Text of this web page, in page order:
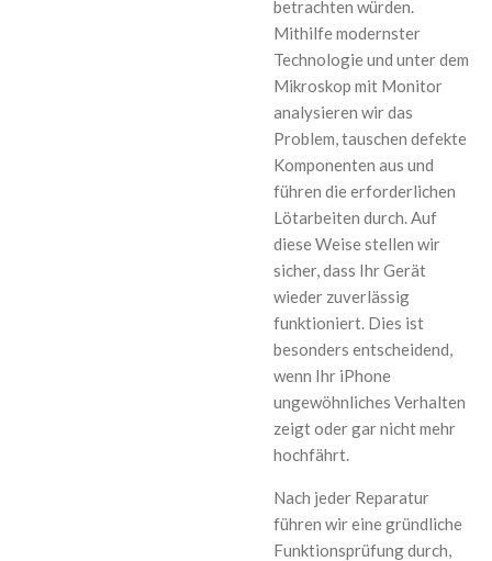
betrachten würden.
Mithilfe modernster
Technologie und unter dem
Mikroskop mit Monitor
analysieren wir das
Problem, tauschen defekte
Komponenten aus und
führen die erforderlichen
Lötarbeiten durch. Auf
diese Weise stellen wir
sicher, dass Ihr Gerät
wieder zuverlässig
funktioniert. Dies ist
besonders entscheidend,
wenn Ihr iPhone
ungewöhnliches Verhalten
zeigt oder gar nicht mehr
hochfährt.
Nach jeder Reparatur
führen wir eine gründliche
Funktionsprüfung durch,